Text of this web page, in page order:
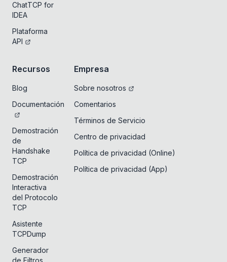
ChatTCP for
IDEA
Plataforma
API
Recursos
Blog
Documentación
Demostración
de
Handshake
TCP
Demostración
Interactiva
del Protocolo
TCP
Asistente
TCPDump
Generador
de Filtros
Empresa
Sobre nosotros
Comentarios
Términos de Servicio
Centro de privacidad
Política de privacidad (Online)
Política de privacidad (App)